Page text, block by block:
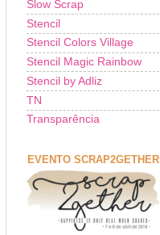
Slow Scrap
Stencil
Stencil Colors Village
Stencil Magic Rainbow
Stencil by Adliz
TN
Transparência
EVENTO SCRAP2GETHER